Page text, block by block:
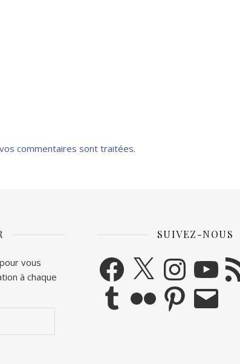
commentaires sont traitées.
vous
à chaque
SUIVEZ-NOUS
Facebook
X InstagramYouTube
Tumblr PinterestE-mail